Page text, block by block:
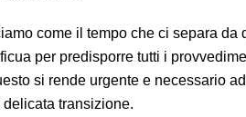
come il tempo che ci separa da
per predisporre tutti i
si rende urgente e necessario
transizione.